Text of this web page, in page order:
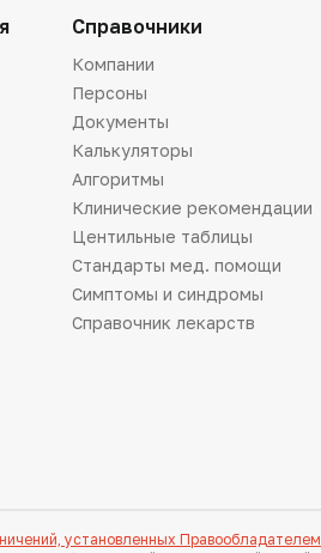
Справочники
Компании
Персоны
Документы
Калькуляторы
Алгоритмы
Клинические рекомендации
Центильные таблицы
Стандарты мед. помощи
Симптомы и синдромы
Справочник лекарств
установленных Правообладателем